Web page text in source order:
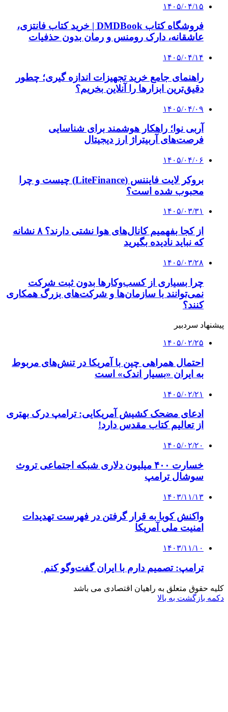
که نباید نادیده بگیرید
نمی‌توانند با سازمان‌ها و شرکت‌های بزرگ همکاری
کنند؟
پیشنهاد سردبیر
۱۴۰۵/۰۲/۲۵
احتمال همراهی چین با آمریکا در تنش‌های مربوط
به ایران «بسیار اندک» است
۱۴۰۵/۰۲/۲۱
ادعای مضحک کشیش آمریکایی: ترامپ درک بهتری
از تعالیم کتاب مقدس دارد!
۱۴۰۵/۰۲/۲۰
خسارت ۴۰۰ میلیون دلاری شبکه اجتماعی تروث
سوشال ترامپ
۱۴۰۳/۱۱/۱۳
واکنش کوبا به قرار گرفتن در فهرست تهدیدات
ترامپ: تصمیم دارم با ایران گفت‌وگو کنم
کلیه حقوق متعلق به راهیان اقتصادی می باشد